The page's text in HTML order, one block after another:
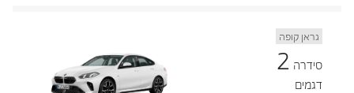
גראן קופה
סידרה2
דגמים